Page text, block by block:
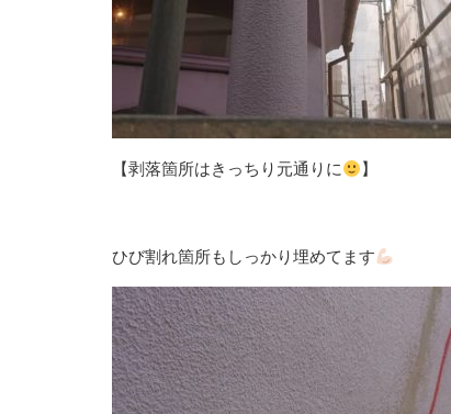
【剥落箇所はきっちり元通りに 】
ひび割れ箇所もしっかり埋めてます